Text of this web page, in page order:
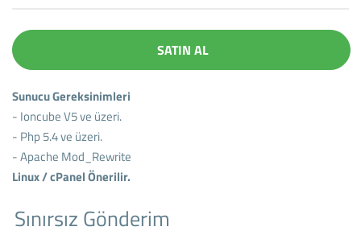
SATIN AL
Sunucu Gereksinimleri
- Ioncube V5 ve üzeri.
- Php 5.4 ve üzeri.
- Apache Mod_Rewrite
Linux / cPanel Önerilir.
Sınırsız Gönderim